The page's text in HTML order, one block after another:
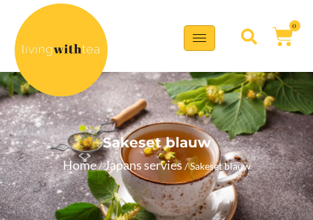
0
Sakeset blauw
Home/Japans servies/ Sakeset blauw